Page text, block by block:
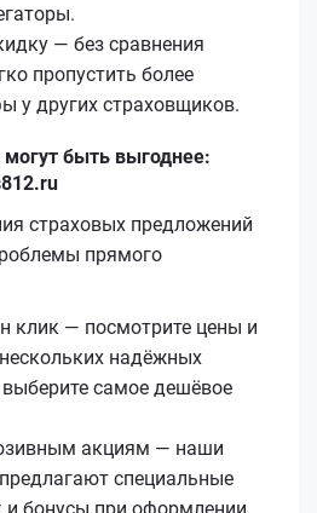
— без сравнения
пропустить более
у других страховщиков.
быть выгоднее:
страховых предложений
прямого
клик — посмотрите цены и
надёжных
самое дешёвое
акциям — наши
специальные